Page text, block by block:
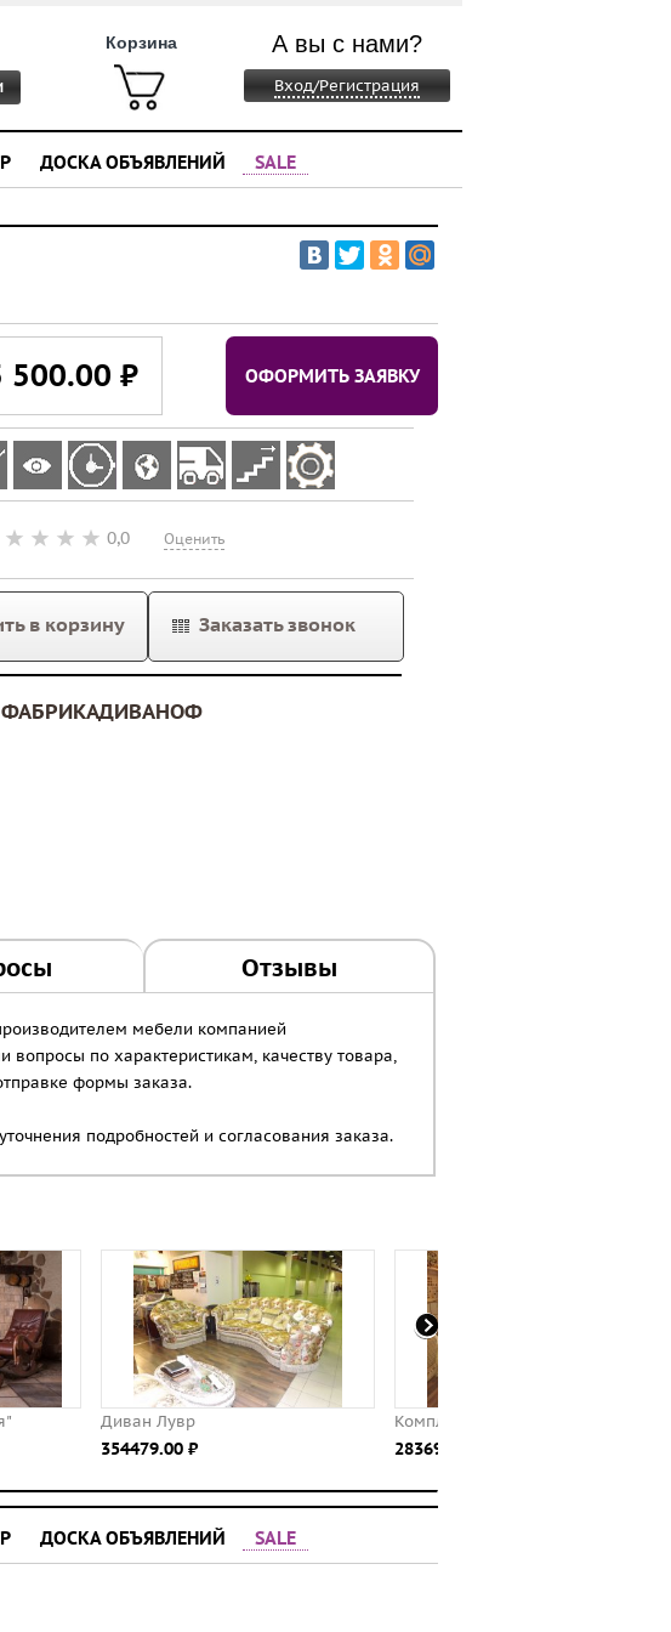
Корзина А вы с нами?
Вход/Регистрация
ДОСКА ОБЪЯВЛЕНИЙ SALE
500.00 ⃏
ОФОРМИТЬ ЗАЯВКУ
0,0 Оценить
в корзину Заказать звонок
ФАБРИКАДИВАНОФ
Отзывы
мебели компанией
по характеристикам, качеству товара,
формы заказа.
подробностей и согласования заказа.
Комплект Венеция
283696.00 ⃏
ДОСКА ОБЪЯВЛЕНИЙ SALE